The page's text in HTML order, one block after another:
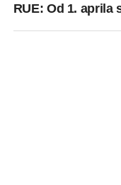
RUE: Od 1. aprila